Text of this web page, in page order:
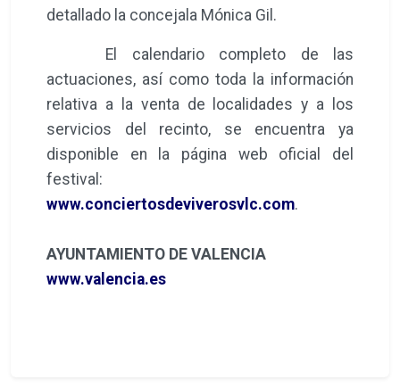
detallado la concejala Mónica Gil.
El calendario completo de las
actuaciones, así como toda la información
relativa a la venta de localidades y a los
servicios del recinto, se encuentra ya
disponible en la página web oficial del
festival:
www.conciertosdeviverosvlc.com.
AYUNTAMIENTO DE VALENCIA
www.valencia.es